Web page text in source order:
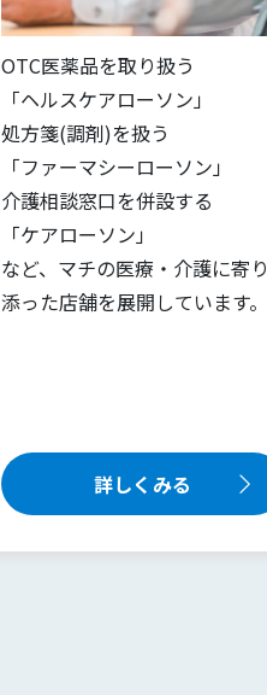
OTC医薬品を取り扱う
「ヘルスケアローソン」
処方箋(調剤)を扱う
「ファーマシーローソン」
介護相談窓口を併設する
「ケアローソン」
など、マチの医療・介護に寄り
添った店舗を展開しています。
詳しくみる